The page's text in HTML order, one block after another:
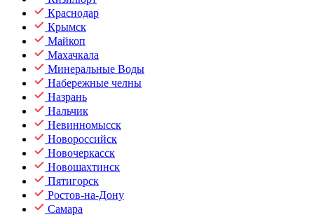
Краснодар
Крымск
Майкоп
Махачкала
Минеральные Воды
Набережные челны
Назрань
Нальчик
Невинномысск
Новороссийск
Новочеркасск
Новошахтинск
Пятигорск
Ростов-на-Дону
Самара